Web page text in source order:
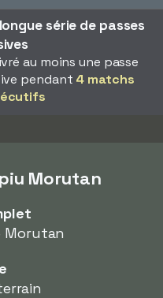
série de passes
au moins une passe
pendant 4 matchs
Morutan
Morutan